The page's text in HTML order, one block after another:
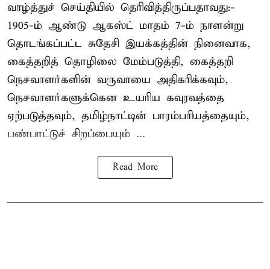
வாழ்த்துச் செய்தியில் தெரிவித்திருப்பதாவது:-
1905-ம் ஆண்டு ஆகஸ்ட் மாதம் 7-ம் நாளன்று
தொடங்கப்பட்ட சுதேசி இயக்கத்தின் நினைவாக,
கைத்தறித் தொழிலை மேம்படுத்தி, கைத்தறி
நெசவாளர்களின் வருவாயை அதிகரிக்கவும்,
நெசவாளர்களுக்கென உயரிய கவுரவத்தை
ஏற்படுத்தவும், தமிழ்நாட்டின் பாரம்பரியத்தையும்,
பண்பாட்டுச் சிறப்பையும் ...
Read More